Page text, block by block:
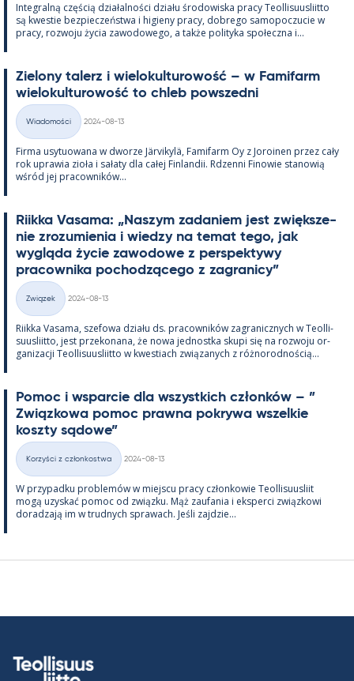
In­te­gralną częścią działal­ności działu śro­dowiska pracy Teol­li­suus­liitto
są kwes­tie bez­pieczeństwa i hi­gieny pracy, dobrego sa­mo­poczucie w
pracy, rozwoju życia zawo­dowego, a także po­li­tyka społeczna i...
Zie­lony ta­lerz i wie­lo­kul­tu­rowość – w Fa­mi­farm
wie­lo­kul­tu­rowość to ch­leb powszedni
Kategorie
Wiadomości
2024-08-13
Firma usy­tuowana w dworze Jär­vi­kylä, Fa­mi­farm Oy z Jo­roi­nen przez cały
rok uprawia zioła i sałaty dla całej Fin­lan­dii. Rdzenni Fi­nowie sta­nowią
wśród jej pracow­ników...
Riikka Va­sama: „Naszym za­da­niem jest zwiększe­
nie zrozu­mie­nia i wiedzy na te­mat tego, jak
wygląda życie zawo­dowe z pers­pek­tywy
pracow­nika poc­hodzącego z za­gra­nicy”
Kategorie
Związek
2024-08-13
Riikka Va­sama, sze­fowa działu ds. pracow­ników za­gra­nicz­nych w Teol­li­
suus­liitto, jest prze­ko­nana, że nowa jed­nostka skupi się na rozwoju or­
ga­nizacji Teol­li­suus­liitto w kwes­tiach związa­nych z róż­no­rod­nością...
Po­moc i ws­parcie dla wszyst­kich członków – ”
Związ­kowa po­moc prawna pok­rywa wszel­kie
koszty są­dowe”
Kategorie
Korzyści z członkostwa
2024-08-13
W przy­padku problemów w miejscu pracy człon­kowie Teol­li­suus­liit
mogą uzys­kać po­moc od związku. Mąż zau­fa­nia i eks­perci związ­kowi
do­radzają im w trud­nych sprawach. Jeśli zajdzie...